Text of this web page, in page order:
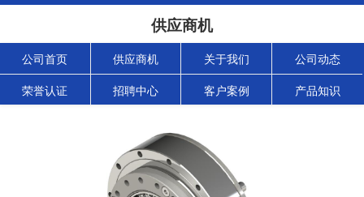
供应商机
公司首页 供应商机 关于我们 公司动态
荣誉认证 招聘中心 客户案例 产品知识